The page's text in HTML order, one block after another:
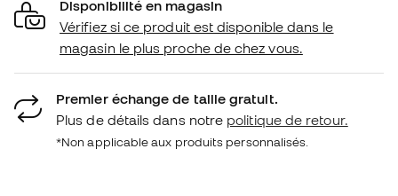
Disponibilité en magasin
Vérifiez si ce produit est disponible dans le
magasin le plus proche de chez vous.
Premier échange de taille gratuit.
Plus de détails dans notre politique de retour.
*Non applicable aux produits personnalisés.